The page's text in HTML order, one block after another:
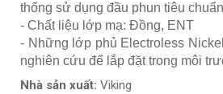
thống sử dụng đầu phun tiêu
- Chất liệu lớp mạ: Đồng, ENT
- Những lớp phủ Electroless
nghiên cứu để lắp đặt trong môi
Nhà sản xuất: Viking